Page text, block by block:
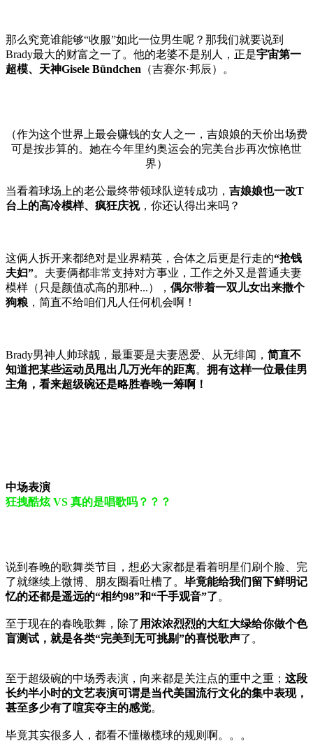
那么究竟谁能够“收服”如此一位男生呢？那我们就要说到
Brady最大的财富之一了。他的老婆不是别人，正是宇宙第一
超模、天神Gisele Bündchen （吉赛尔·邦辰）。
（作为这个世界上最会赚钱的女人之一，吉娘娘的天价出场费
可是按步算的。她在今年里约奥运会的完美台步再次惊艳世
界）
当看着球场上的老公最终带领球队逆转成功， 吉娘娘也一改T
台上的高冷模样、疯狂庆祝，你还认得出来吗？
这俩人拆开来都绝对是业界精英，合体之后更是行走的“抢钱
夫妇”。夫妻俩都非常支持对方事业，工作之外又是普通夫妻
模样（只是颜值忒高的那种...）， 偶尔带着一双儿女出来撒个
狗粮 ，简直不给咱们凡人任何机会啊！
Brady男神人帅球靓，最重要是夫妻恩爱、从无绯闻， 简直不
知道把某些运动员甩出几万光年的距离。 拥有这样一位最佳男
主角，看来超级碗还是略胜春晚一筹啊！
中场表演
狂拽酷炫 VS 真的是唱歌吗？？？
说到春晚的歌舞类节目，想必大家都是看着明星们刷个脸、完
了就继续上微博、朋友圈看吐槽了。 毕竟能给我们留下鲜明记
忆的还都是遥远的“相约98”和“千手观音”了。
至于现在的春晚歌舞，除了 用浓浓烈烈的大红大绿给你做个色
盲测试，就是各类“完美到无可挑剔”的喜悦歌声了。
至于超级碗的中场秀表演，向来都是关注点的重中之重； 这段
长约半小时的文艺表演可谓是当代美国流行文化的集中表现，
甚至多少有了喧宾夺主的感觉。
毕竟其实很多人，都看不懂橄榄球的规则啊。。。